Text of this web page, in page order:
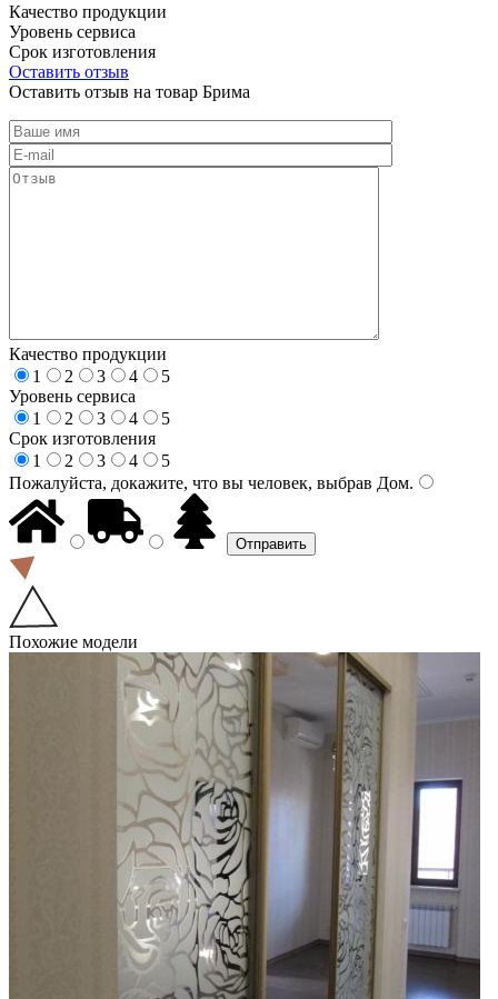
Качество продукции
Уровень сервиса
Срок изготовления
Оставить отзыв
Оставить отзыв на товар Брима
Качество продукции
1
2 3 4
5
Уровень сервиса
1
2 3 4
5
Срок изготовления
1
2 3 4
5
Пожалуйста, докажите, что вы человек, выбрав Дом.
Похожие модели